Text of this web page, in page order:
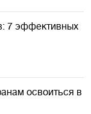
7 эффективных
освоиться в